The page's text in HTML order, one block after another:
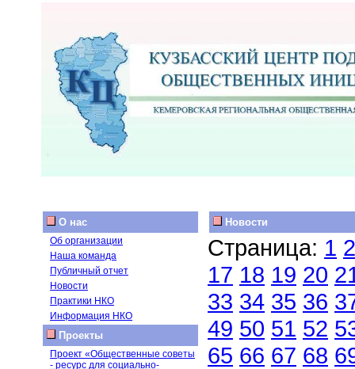
О нас
Об организации
Наша команда
Публичный отчет
Новости
Практики НКО
Информация НКО
Проекты
Проект «Общественные советы
- ресурс для социально-
Новости
Страница: 1 2
17 18 19 20
33 34 35 36
49 50 51 52
65 66 67 68